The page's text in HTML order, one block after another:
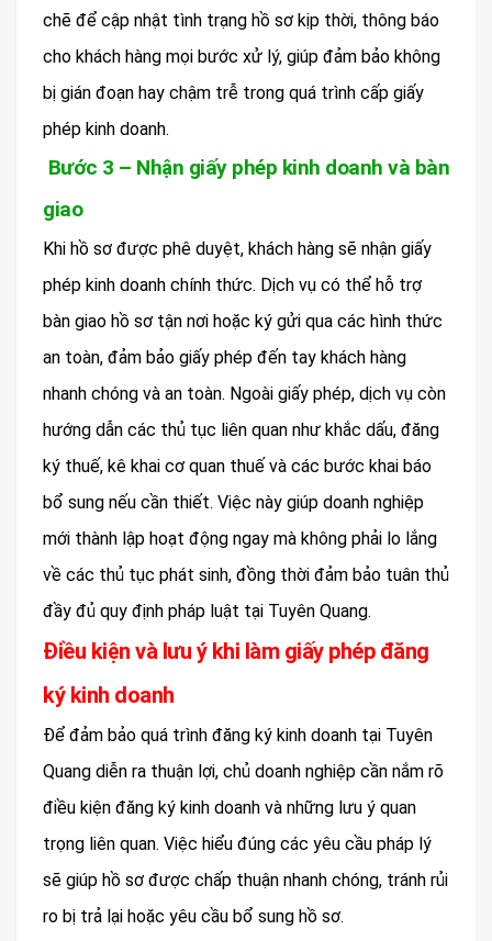
chẽ để cập nhật tình trạng hồ sơ kịp thời, thông báo
cho khách hàng mọi bước xử lý, giúp đảm bảo không
bị gián đoạn hay chậm trễ trong quá trình cấp giấy
phép kinh doanh.
Bước 3 – Nhận giấy phép kinh doanh và bàn
giao
Khi hồ sơ được phê duyệt, khách hàng sẽ nhận giấy
phép kinh doanh chính thức. Dịch vụ có thể hỗ trợ
bàn giao hồ sơ tận nơi hoặc ký gửi qua các hình thức
an toàn, đảm bảo giấy phép đến tay khách hàng
nhanh chóng và an toàn. Ngoài giấy phép, dịch vụ còn
hướng dẫn các thủ tục liên quan như khắc dấu, đăng
ký thuế, kê khai cơ quan thuế và các bước khai báo
bổ sung nếu cần thiết. Việc này giúp doanh nghiệp
mới thành lập hoạt động ngay mà không phải lo lắng
về các thủ tục phát sinh, đồng thời đảm bảo tuân thủ
đầy đủ quy định pháp luật tại Tuyên Quang.
Điều kiện và lưu ý khi làm giấy phép đăng
ký kinh doanh
Để đảm bảo quá trình đăng ký kinh doanh tại Tuyên
Quang diễn ra thuận lợi, chủ doanh nghiệp cần nắm rõ
điều kiện đăng ký kinh doanh và những lưu ý quan
trọng liên quan. Việc hiểu đúng các yêu cầu pháp lý
sẽ giúp hồ sơ được chấp thuận nhanh chóng, tránh rủi
ro bị trả lại hoặc yêu cầu bổ sung hồ sơ.